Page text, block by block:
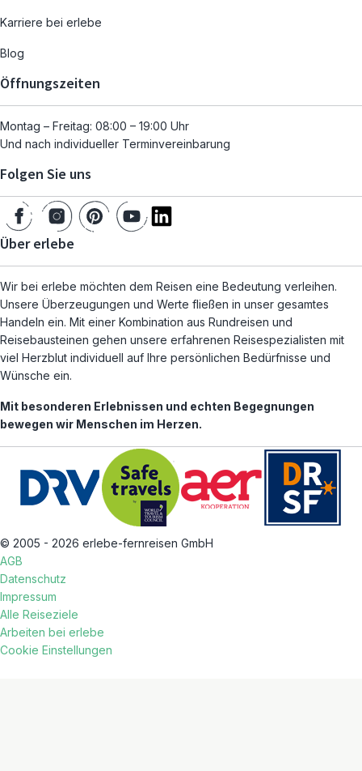
Karriere bei erlebe
Blog
Öffnungszeiten
Montag – Freitag: 08:00 – 19:00 Uhr
Und nach individueller Terminvereinbarung
Folgen Sie uns
Über erlebe
Wir bei erlebe möchten dem Reisen eine Bedeutung verleihen.
Unsere Überzeugungen und Werte fließen in unser gesamtes
Handeln ein. Mit einer Kombination aus Rundreisen und
Reisebausteinen gehen unsere erfahrenen Reisespezialisten mit
viel Herzblut individuell auf Ihre persönlichen Bedürfnisse und
Wünsche ein.
Mit besonderen Erlebnissen und echten Begegnungen
bewegen wir Menschen im Herzen.
© 2005 - 2026 erlebe-fernreisen GmbH
AGB
Datenschutz
Impressum
Alle Reiseziele
Arbeiten bei erlebe
Cookie Einstellungen